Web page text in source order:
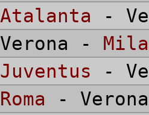
Atalanta -
Verona -
Juventus -
Roma - Verona